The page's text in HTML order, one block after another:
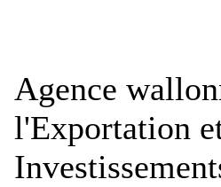
Agence
l'Exportation